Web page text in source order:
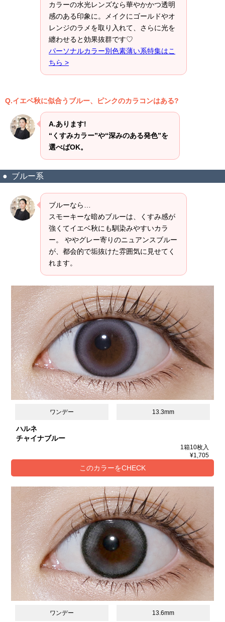
カラーの水光レンズなら華やかかつ透明
感のある印象に。メイクにゴールドやオ
レンジのラメを取り入れて、さらに光を
纏わせると効果抜群です♡
パーソナルカラー別色素薄い系特集はこ
ちら >
Q.イエベ秋に似合うブルー、ピンクのカラコンはある?
A.あります!
“くすみカラー”や“深みのある発色”を
選べばOK。
ブルー系
ブルーなら…
スモーキーな暗めブルーは、くすみ感が
強くてイエベ秋にも馴染みやすいカラ
ー。 ややグレー寄りのニュアンスブルー
が、都会的で垢抜けた雰囲気に見せてく
れます。
ワンデー 13.3mm
ハルネ
チャイナブルー
1箱10枚入
¥1,705
このカラーをCHECK
ワンデー 13.6mm